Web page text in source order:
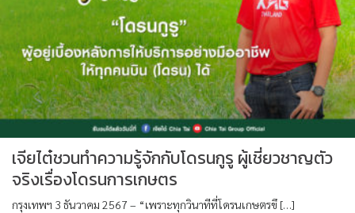
เจียไต๋ชวนทำความรู้จักกับโดรนกูรู ผู้เชี่ยวชาญตัว
จริงเรื่องโดรนการเกษตร
กรุงเทพฯ 3 ธันวาคม 2567 – “เพราะทุกวินาทีที่โดรนเกษตรขึ […]